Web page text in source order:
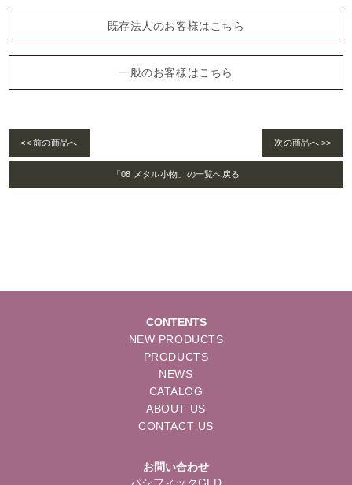
既存法人のお客様はこちら
一般のお客様はこちら
<< 前の商品へ 次の商品へ >>
「08 メタル小物」の一覧へ戻る
CONTENTS
NEW PRODUCTS
PRODUCTS
NEWS
CATALOG
ABOUT US
CONTACT US
お問い合わせ